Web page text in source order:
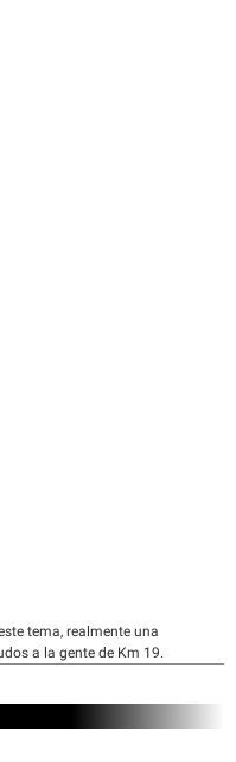
tema, realmente una
a la gente de Km 19.